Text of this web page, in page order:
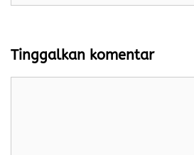
Tinggalkan komentar